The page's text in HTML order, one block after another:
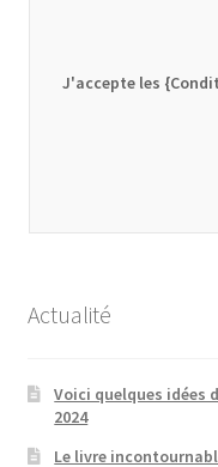
J'accepte les
Actualité
Voici quelques idées
2024
Le livre